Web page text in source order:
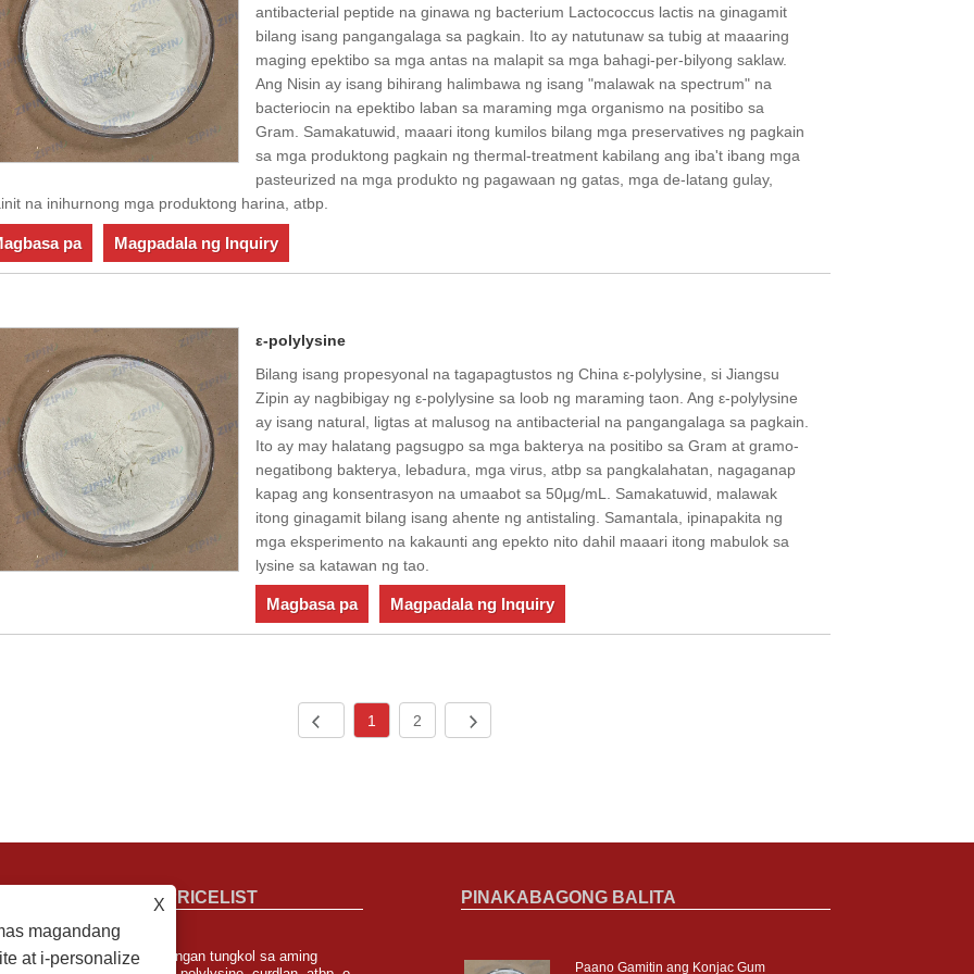
antibacterial peptide na ginawa ng bacterium Lactococcus lactis na ginagamit
bilang isang pangangalaga sa pagkain. Ito ay natutunaw sa tubig at maaaring
maging epektibo sa mga antas na malapit sa mga bahagi-per-bilyong saklaw.
Ang Nisin ay isang bihirang halimbawa ng isang "malawak na spectrum" na
bacteriocin na epektibo laban sa maraming mga organismo na positibo sa
Gram. Samakatuwid, maaari itong kumilos bilang mga preservatives ng pagkain
sa mga produktong pagkain ng thermal-treatment kabilang ang iba't ibang mga
pasteurized na mga produkto ng pagawaan ng gatas, mga de-latang gulay,
na inihurnong mga produktong harina, atbp.
pa Magpadala ng Inquiry
ε-polylysine
Bilang isang propesyonal na tagapagtustos ng China ε-polylysine, si Jiangsu
Zipin ay nagbibigay ng ε-polylysine sa loob ng maraming taon. Ang ε-polylysine
ay isang natural, ligtas at malusog na antibacterial na pangangalaga sa pagkain.
Ito ay may halatang pagsugpo sa mga bakterya na positibo sa Gram at gramo-
negatibong bakterya, lebadura, mga virus, atbp sa pangkalahatan, nagaganap
kapag ang konsentrasyon na umaabot sa 50μg/mL. Samakatuwid, malawak
itong ginagamit bilang isang ahente ng antistaling. Samantala, ipinapakita ng
mga eksperimento na kakaunti ang epekto nito dahil maaari itong mabulok sa
lysine sa katawan ng tao.
Magbasa pa Magpadala ng Inquiry
1 2
INQUIRY FOR PRICELIST
Para sa mga katanungan tungkol sa aming
PINAKABAGONG BALITA
Dadalo ang Zipin Biotech sa FISA Sa Sao Paano Gamitin ang Konjac Gum
X
magandang
at i-personalize